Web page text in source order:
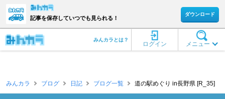
記事を保存していつでも見られる！
ダウンロード
メニュー
ログイン
みんカラとは？
みんカラ ブログ 日記 ブログ一覧 道の駅めぐり in長野県 [R_35]